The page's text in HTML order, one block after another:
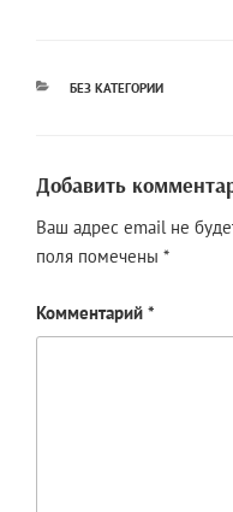
РУБРИКИ
БЕЗ КАТЕГОРИИ
Добавить
Ваш адрес email не
поля помечены *
Комментарий *